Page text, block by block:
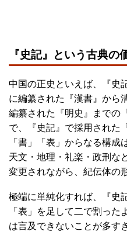
『史記』という古典の
中国の正史といえば、『史
に編纂された『漢書』から
編纂された『明史』までの
で、『史記』で採用された
「書」「表」からなる構
天文・地理・礼楽・政刑な
変更されながら、紀伝体の
極端に単純化すれば、『史
「表」を足して二で割っ
は言及できないことが多す